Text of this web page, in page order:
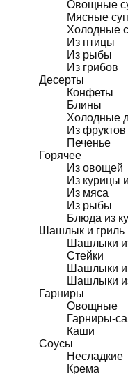
Овощные
Мясные
Холодные
Из птицы
Из рыбы
Из грибов
Десерты
Конфеты
Блины
Холодные
Из фруктов
Печенье
Горячее
Из овощей
Из курицы
Из мяса
Из рыбы
Блюда из
Шашлык и гриль
Шашлыки
Стейки
Шашлыки
Шашлыки
Гарниры
Овощные
Гарниры-
Каши
Соусы
Несладкие
Крема